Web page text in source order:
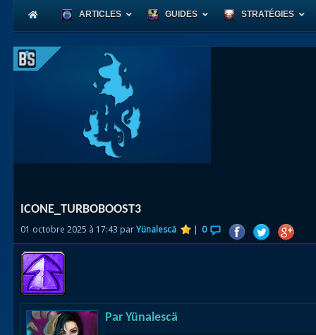
ARTICLES GUIDES
des îles
STRATÉGIES
ICONE_TURBOBOOST3
01 octobre 2025 à 17:43 parYünalescä | 0
Par Yünalescä